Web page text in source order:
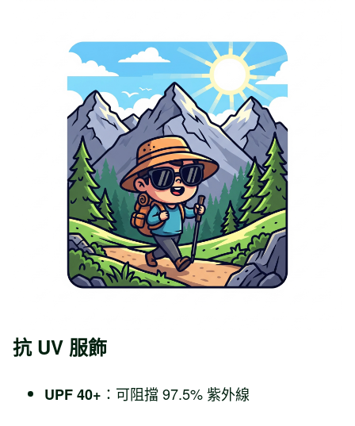
抗 UV 服飾
UPF 40+ ：可阻擋 97.5% 紫外線